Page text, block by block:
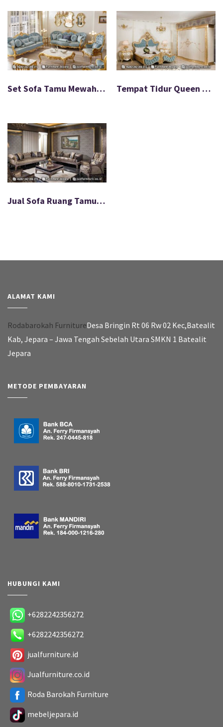
Set Sofa Tamu Mewah Shabby Gold Carving Royal FS-098 Tempat Tidur Queen Mewah Best Quality Produk FS-112
Jual Sofa Ruang Tamu Jati Mewah Modern FS-053
ALAMAT KAMI
Rodabarokah FurnitureDesa Bringin Rt 06 Rw 02 Kec,Batealit
Kab, Jepara – Jawa Tengah Sebelah Utara SMKN 1 Batealit
Jepara
METODE PEMBAYARAN
HUBUNGI KAMI
+6282242356272
+6282242356272
jualfurniture.id
Jualfurniture.co.id
Roda Barokah Furniture
mebeljepara.id